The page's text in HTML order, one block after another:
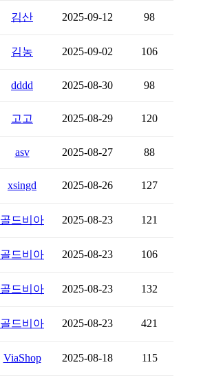
김산 2025-09-12 98
김농 2025-09-02 106
dddd 2025-08-30 98
고고 2025-08-29 120
asv 2025-08-27 88
xsingd 2025-08-26 127
골드비아 2025-08-23 121
골드비아 2025-08-23 106
골드비아 2025-08-23 132
골드비아 2025-08-23 421
ViaShop 2025-08-18 115